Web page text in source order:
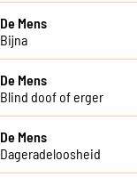
De Mens
Bijna
De Mens
Blind doof of erger
De Mens
Dageradeloosheid